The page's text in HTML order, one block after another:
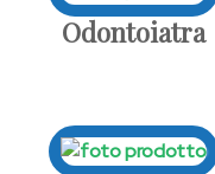
Odontoiatra